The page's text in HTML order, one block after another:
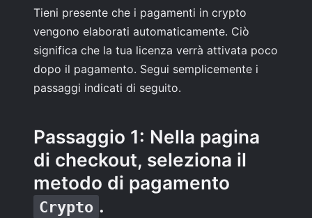
Tieni presente che i pagamenti in crypto
vengono elaborati automaticamente. Ciò
significa che la tua licenza verrà attivata poco
dopo il pagamento. Segui semplicemente i
passaggi indicati di seguito.
Passaggio 1: Nella pagina
di checkout, seleziona il
metodo di pagamento
Crypto .